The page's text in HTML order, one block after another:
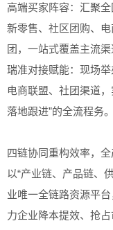
高端买家阵容：汇聚
新零售、社区团购、
团，一站式覆盖主流渠
瑞准对接赋能：现场
电商联盟、社团渠道
落地跟进”的全流程务。
四链协同重构效率，
以“产业链、产品链、
业唯一全链路资源平
力企业降本提效、抢占